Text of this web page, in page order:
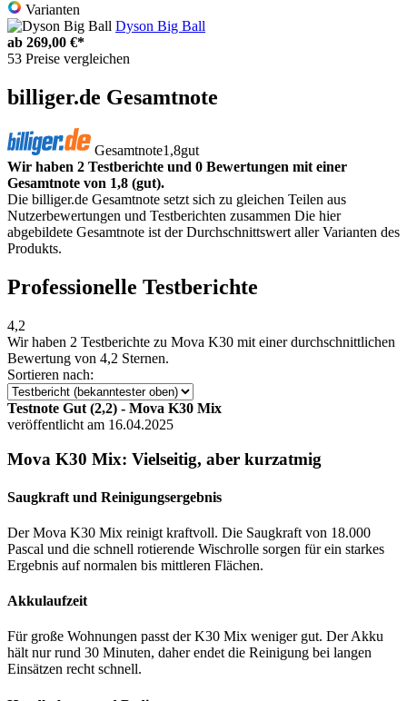
Varianten
Dyson Big Ball
ab 269,00 €*
53 Preise vergleichen
billiger.de Gesamtnote
Gesamtnote1,8gut
Wir haben 2 Testberichte und 0 Bewertungen mit einer
Gesamtnote von 1,8 (gut).
Die billiger.de Gesamtnote setzt sich zu gleichen Teilen aus
Nutzerbewertungen und Testberichten zusammen Die hier
abgebildete Gesamtnote ist der Durchschnittswert aller Varianten des
Produkts.
Professionelle Testberichte
4,2
Wir haben 2 Testberichte zu Mova K30 mit einer durchschnittlichen
Bewertung von 4,2 Sternen.
Sortieren nach:
Testnote Gut (2,2) - Mova K30 Mix
veröffentlicht am 16.04.2025
Mova K30 Mix: Vielseitig, aber kurzatmig
Saugkraft und Reinigungsergebnis
Der Mova K30 Mix reinigt kraftvoll. Die Saugkraft von 18.000
Pascal und die schnell rotierende Wischrolle sorgen für ein starkes
Ergebnis auf normalen bis mittleren Flächen.
Akkulaufzeit
Für große Wohnungen passt der K30 Mix weniger gut. Der Akku
hält nur rund 30 Minuten, daher endet die Reinigung bei langen
Einsätzen recht schnell.